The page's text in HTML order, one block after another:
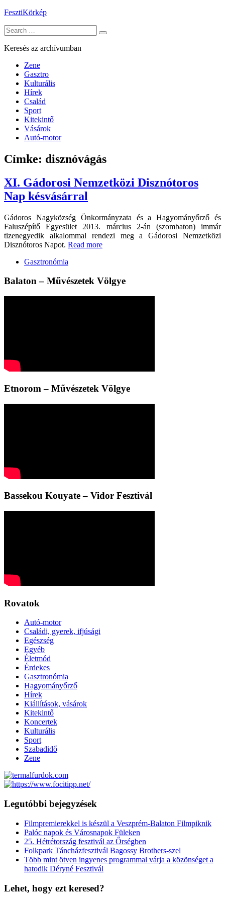
Skip
content
FesztiKörkép
Search
for:
Keresés az archívumban
Zene
Gasztro
Kulturális
Hírek
Család
Sport
Kitekintő
Vásárok
Autó-motor
Címke: disznóvágás
XI. Gádorosi Nemzetközi Disznótoros
Nap késvásárral
Gádoros Nagyközség Önkormányzata és a Hagyományőrző és
Faluszépítő Egyesület 2013. március 2-án (szombaton) immár
tizenegyedik alkalommal rendezi meg a Gádorosi Nemzetközi
Disznótoros Napot. Read more
Gasztronómia
Balaton – Művészetek Völgye
Etnorom – Művészetek Völgye
Bassekou Kouyate – Vidor Fesztivál
Rovatok
Autó-motor
Családi, gyerek, ifjúsági
Egészség
Egyéb
Életmód
Érdekes
Gasztronómia
Hagyományőrző
Hírek
Kiállítások, vásárok
Kitekintő
Koncertek
Kulturális
Sport
Szabadidő
Zene
Legutóbbi bejegyzések
Filmpremierekkel is készül a Veszprém-Balaton Filmpiknik
Palóc napok és Városnapok Füleken
25. Hétrétország fesztivál az Őrségben
Folkpark Táncházfesztivál Bagossy Brothers-szel
Több mint ötven ingyenes programmal várja a közönséget a
hatodik Déryné Fesztivál
Lehet, hogy ezt keresed?